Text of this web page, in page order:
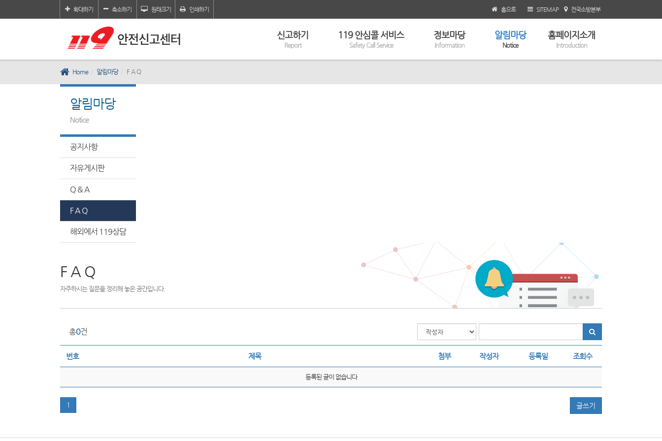
확대하기 축소하기 원래크기 인쇄하기 홈으로 SITEMAP 전국소방본부
신고하기
Report
119 안심콜 서비스
Safety Call Service
정보마당
Information
알림마당
Notice
홈페이지소개
Introduction
Home 알림마당 F A Q
알림마당
Notice
공지사항
자유게시판
Q & A
F A Q
해외에서 119상담
F A Q
자주하시는 질문을 정리해 놓은 공간입니다.
총0건
번호 제목 첨부 작성자 등록일 조회수
등록된 글이 없습니다
1 글쓰기